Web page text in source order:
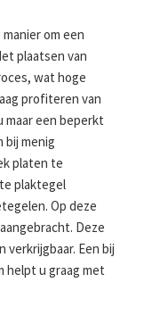
om een
plaatsen van
wat hoge
profiteren van
maar een beperkt
bij menig
platen te
plaktegel
Op deze
Deze
verkrijgbaar. Een bij
helpt u graag met